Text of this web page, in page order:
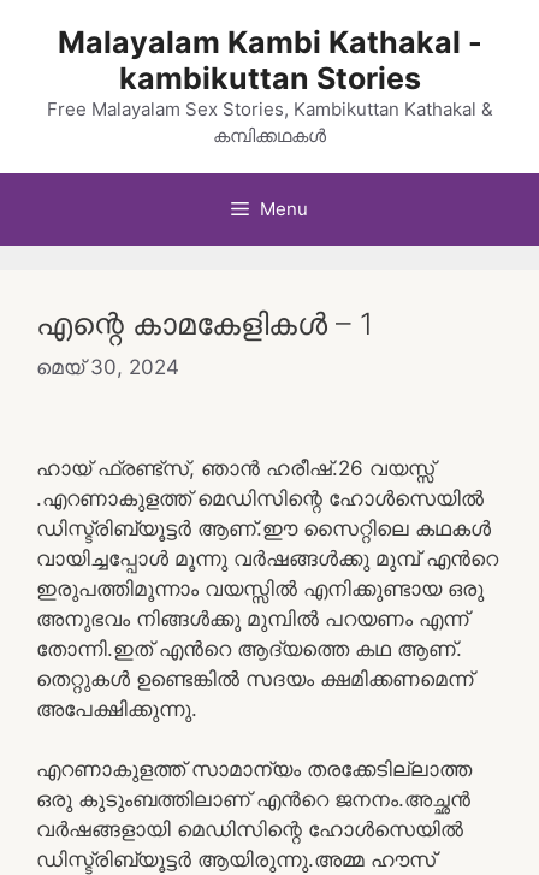
Malayalam Kambi Kathakal -
kambikuttan Stories
Free Malayalam Sex Stories, Kambikuttan Kathakal &
കമ്പിക്കഥകൾ
Menu
എന്റെ കാമകേളികൾ – 1
മെയ്‌ 30, 2024
ഹായ് ഫ്രണ്ട്സ്, ഞാൻ ഹരീഷ്.26 വയസ്സ്
.എറണാകുളത്ത് മെഡിസിന്റെ ഹോൾസെയിൽ
ഡിസ്ട്രിബ്യൂട്ടർ ആണ്.ഈ സൈറ്റിലെ കഥകൾ
വായിച്ചപ്പോൾ മൂന്നു വർഷങ്ങൾക്കു മുമ്പ് എൻറെ
ഇരുപത്തിമൂന്നാം വയസ്സിൽ എനിക്കുണ്ടായ ഒരു
അനുഭവം നിങ്ങൾക്കു മുമ്പിൽ പറയണം എന്ന്
തോന്നി.ഇത് എൻറെ ആദ്യത്തെ കഥ ആണ്.
തെറ്റുകൾ ഉണ്ടെങ്കിൽ സദയം ക്ഷമിക്കണമെന്ന്
അപേക്ഷിക്കുന്നു.
എറണാകുളത്ത് സാമാന്യം തരക്കേടില്ലാത്ത
ഒരു കുടുംബത്തിലാണ് എൻറെ ജനനം.അച്ഛൻ
വർഷങ്ങളായി മെഡിസിന്റെ ഹോൾസെയിൽ
ഡിസ്ട്രിബ്യൂട്ടർ ആയിരുന്നു.അമ്മ ഹൗസ്